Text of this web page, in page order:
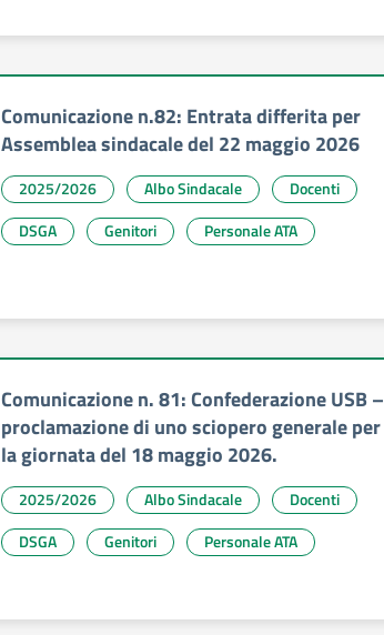
Comunicazione n.82: Entrata differita per
Assemblea sindacale del 22 maggio 2026
2025/2026 Albo Sindacale
Docenti
DSGA
Genitori Personale ATA
Comunicazione n. 81: Confederazione USB –
proclamazione di uno sciopero generale per
la giornata del 18 maggio 2026.
2025/2026 Albo Sindacale
Docenti
DSGA
Genitori Personale ATA